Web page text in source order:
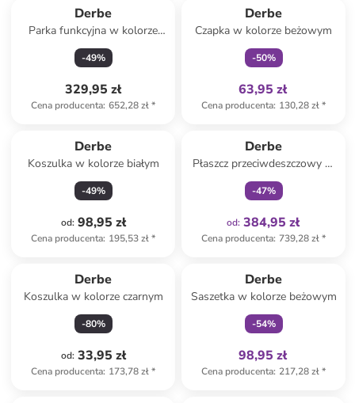
Derbe
Parka funkcyjna w kolorze
czarnym
-49%
329,95 zł
Cena producenta: 652,28 zł*
Derbe
Czapka w kolorze beżowym
-50%
63,95 zł
Cena producenta: 130,28 zł*
Derbe
Koszulka w kolorze białym
-49%
od: 98,95 zł
Cena producenta: 195,53 zł*
Derbe
Płaszcz przeciwdeszczowy w
kolorze khaki
-47%
od: 384,95 zł
Cena producenta: 739,28 zł*
Derbe
Koszulka w kolorze czarnym
-80%
od: 33,95 zł
Cena producenta: 173,78 zł*
Derbe
Saszetka w kolorze beżowym
-54%
98,95 zł
Cena producenta: 217,28 zł*